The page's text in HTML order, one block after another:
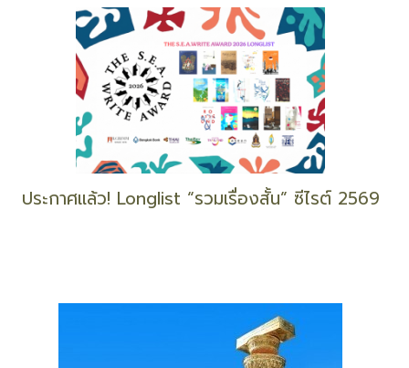
ประกาศแล้ว! Longlist “รวมเรื่องสั้น” ซีไรต์ 2569